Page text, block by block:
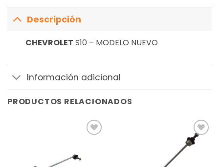
Descripción
CHEVROLET S10 – MODELO NUEVO
Información adicional
PRODUCTOS RELACIONADOS
lista de
deseos
Añadir
a la